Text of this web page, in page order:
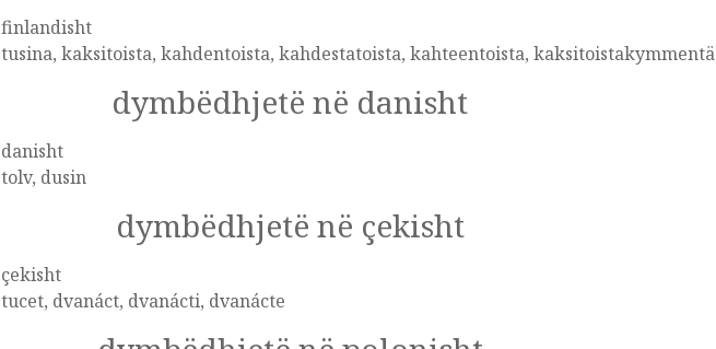
finlandisht
tusina, kaksitoista, kahdentoista, kahdestatoista, kahteentoista, kaksitoistakymmentä
dymbëdhjetë në danisht
danisht
tolv, dusin
dymbëdhjetë në çekisht
çekisht
tucet, dvanáct, dvanácti, dvanácte